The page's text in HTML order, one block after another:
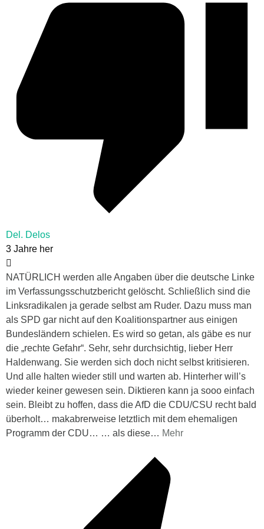
Del. Delos
3 Jahre her
NATÜRLICH werden alle Angaben über die deutsche Linke
im Verfassungsschutzbericht gelöscht. Schließlich sind die
Linksradikalen ja gerade selbst am Ruder. Dazu muss man
als SPD gar nicht auf den Koalitionspartner aus einigen
Bundesländern schielen. Es wird so getan, als gäbe es nur
die „rechte Gefahr“. Sehr, sehr durchsichtig, lieber Herr
Haldenwang. Sie werden sich doch nicht selbst kritisieren.
Und alle halten wieder still und warten ab. Hinterher will’s
wieder keiner gewesen sein. Diktieren kann ja sooo einfach
sein. Bleibt zu hoffen, dass die AfD die CDU/CSU recht bald
überholt… makabrerweise letztlich mit dem ehemaligen
Programm der CDU… … als diese… Mehr